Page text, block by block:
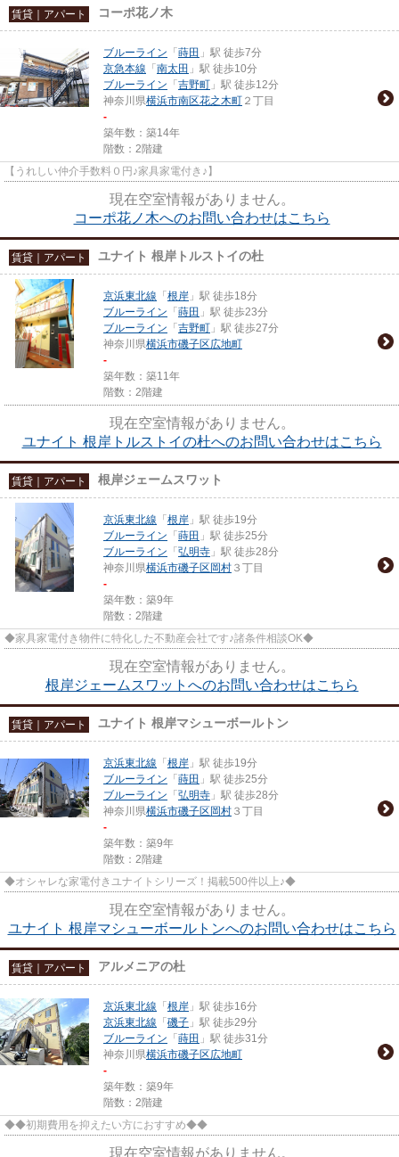
賃貸｜アパート コーポ花ノ木
ブルーライン 「 蒔田 」駅 徒歩7分
京急本線 「 南太田 」駅 徒歩10分
ブルーライン 「 吉野町 」駅 徒歩12分
神奈川県横浜市南区花之木町 ２丁目
-
築年数：築14年
階数：2階建
【うれしい仲介手数料０円♪家具家電付き♪】
現在空室情報がありません。
コーポ花ノ木へのお問い合わせはこちら
賃貸｜アパート ユナイト 根岸トルストイの杜
京浜東北線 「 根岸 」駅 徒歩18分
ブルーライン 「 蒔田 」駅 徒歩23分
ブルーライン 「 吉野町 」駅 徒歩27分
神奈川県横浜市磯子区広地町
-
築年数：築11年
階数：2階建
現在空室情報がありません。
ユナイト 根岸トルストイの杜へのお問い合わせはこちら
賃貸｜アパート 根岸ジェームスワット
京浜東北線 「 根岸 」駅 徒歩19分
ブルーライン 「 蒔田 」駅 徒歩25分
ブルーライン 「 弘明寺 」駅 徒歩28分
神奈川県横浜市磯子区 岡村 ３丁目
-
築年数：築9年
階数：2階建
◆家具家電付き物件に特化した不動産会社です♪諸条件相談OK◆
現在空室情報がありません。
根岸ジェームスワットへのお問い合わせはこちら
賃貸｜アパート ユナイト 根岸マシューボールトン
京浜東北線 「 根岸 」駅 徒歩19分
ブルーライン 「 蒔田 」駅 徒歩25分
ブルーライン 「 弘明寺 」駅 徒歩28分
神奈川県横浜市磯子区 岡村 ３丁目
-
築年数：築9年
階数：2階建
◆オシャレな家電付きユナイトシリーズ！掲載500件以上♪◆
現在空室情報がありません。
ユナイト 根岸マシューボールトンへのお問い合わせはこちら
賃貸｜アパート アルメニアの杜
京浜東北線 「 根岸 」駅 徒歩16分
京浜東北線 「 磯子 」駅 徒歩29分
ブルーライン 「 蒔田 」駅 徒歩31分
神奈川県横浜市磯子区広地町
-
築年数：築9年
階数：2階建
◆◆初期費用を抑えたい方におすすめ◆◆
現在空室情報がありません。